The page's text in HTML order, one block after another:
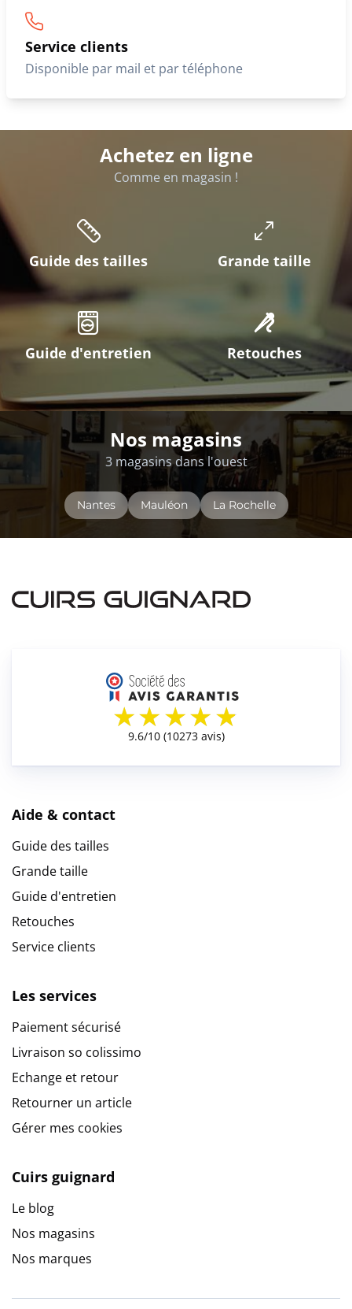
Service clients
Disponible par mail et par téléphone
Achetez en ligne
Comme en magasin !
Guide des tailles Grande taille
Guide d'entretien Retouches
Nos magasins
3 magasins dans l'ouest
Nantes Mauléon La Rochelle
Aide & contact
Guide des tailles
Grande taille
Guide d'entretien
Retouches
Service clients
Les services
Paiement sécurisé
Livraison so colissimo
Echange et retour
Retourner un article
Gérer mes cookies
Cuirs guignard
Le blog
Nos magasins
Nos marques